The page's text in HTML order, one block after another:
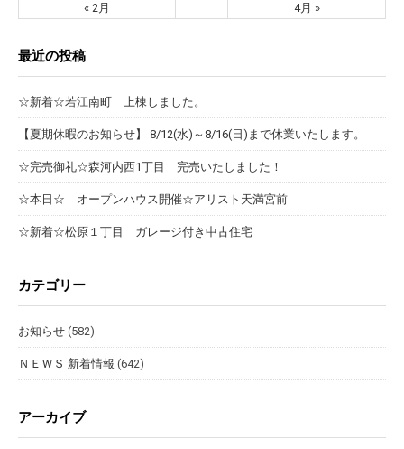
« 2月 4月 »
最近の投稿
☆新着☆若江南町 上棟しました。
【夏期休暇のお知らせ】 8/12(水)～8/16(日)まで休業いたします。
☆完売御礼☆森河内西1丁目 完売いたしました！
☆本日☆ オープンハウス開催☆アリスト天満宮前
☆新着☆松原１丁目 ガレージ付き中古住宅
カテゴリー
お知らせ (582)
ＮＥＷＳ 新着情報 (642)
アーカイブ